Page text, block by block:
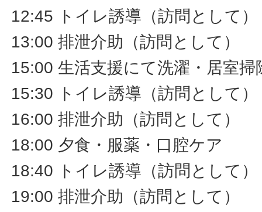
12:45 トイレ誘導（訪問として）
13:00 排泄介助（訪問として）
15:00 生活支援にて洗濯・居室
15:30 トイレ誘導（訪問として）
16:00 排泄介助（訪問として）
18:00 夕食・服薬・口腔ケア
18:40 トイレ誘導（訪問として）
19:00 排泄介助（訪問として）